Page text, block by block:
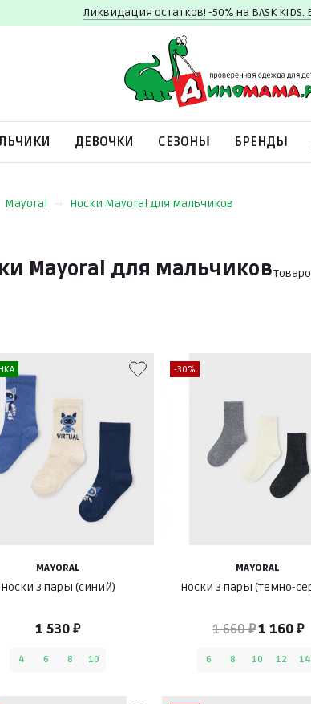
Ликвидация остатков! -50% на BASK
ДЕВОЧКИ СЕЗОНЫ БРЕНДЫ
Mayoral Носки Mayoral для мальчиков
Mayoral для мальчиков
MAYORAL
Носки 3 пары (синий)
1 530 ₽
4 6 8 10
-30%
MAYORAL
Носки 3 пары (темно-
1 660 ₽1 160 ₽
6 8 10 12 14